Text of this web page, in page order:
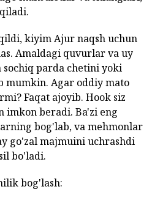
kiyim Ajur naqsh uchun
Amaldagi quvurlar va uy
parda chetini yoki
Agar oddiy mato
Faqat ajoyib. Hook siz
beradi. Ba'zi eng
bog'lab, va mehmonlar
go'zal majmuini uchrashdi
bo'ladi.
bog'lash: